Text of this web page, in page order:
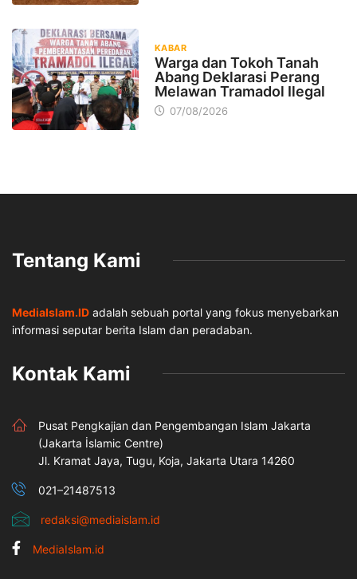
KABAR
Warga dan Tokoh Tanah
Abang Deklarasi Perang
Melawan Tramadol Ilegal
07/08/2026
Tentang Kami
MediaIslam.ID adalah sebuah portal yang fokus menyebarkan
informasi seputar berita Islam dan peradaban.
Kontak Kami
Pusat Pengkajian dan Pengembangan Islam Jakarta
(Jakarta İslamic Centre)
Jl. Kramat Jaya, Tugu, Koja, Jakarta Utara 14260
021–21487513
redaksi@mediaislam.id
MediaIslam.id